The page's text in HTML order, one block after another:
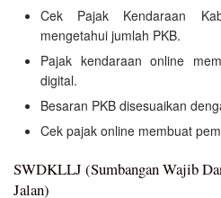
Cek Pajak Kendaraan
mengetahui jumlah PKB.
Pajak kendaraan online
digital.
Besaran PKB disesuaikan
Cek pajak online membuat
SWDKLLJ (Sumbangan Wajib
Jalan)